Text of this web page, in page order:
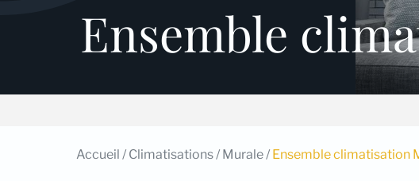
Ensemble
Accueil / Climatisations/ Murale/ Ensemble climatisation